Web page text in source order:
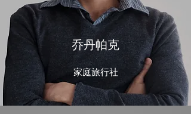
乔丹帕克
家庭旅行社